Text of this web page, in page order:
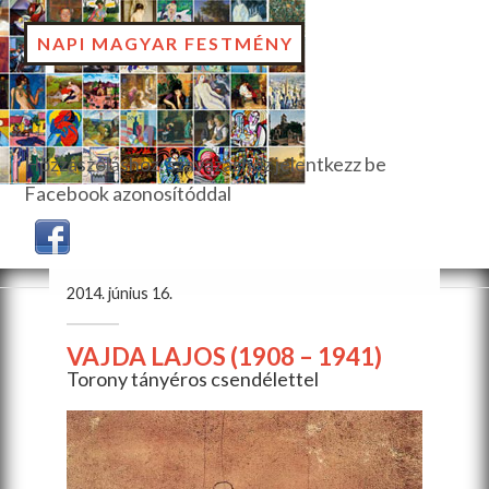
NAPI MAGYAR FESTMÉNY
Hozzászóláshoz, szavazáshoz jelentkezz be
Facebook azonosítóddal
2014. június 16.
VAJDA LAJOS (1908 – 1941)
Torony tányéros csendélettel